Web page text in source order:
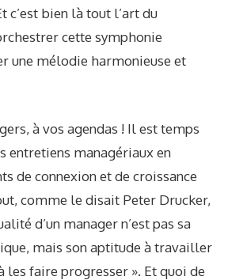
c’est bien là tout l’art du
cette symphonie
une mélodie harmonieuse et
à vos agendas ! Il est temps
entretiens managériaux en
de connexion et de croissance
comme le disait Peter Drucker,
d’un manager n’est pas sa
mais son aptitude à travailler
les faire progresser ». Et quoi de